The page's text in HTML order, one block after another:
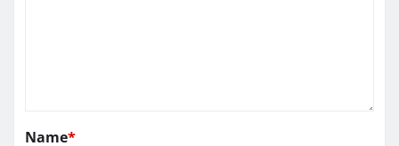
Name*